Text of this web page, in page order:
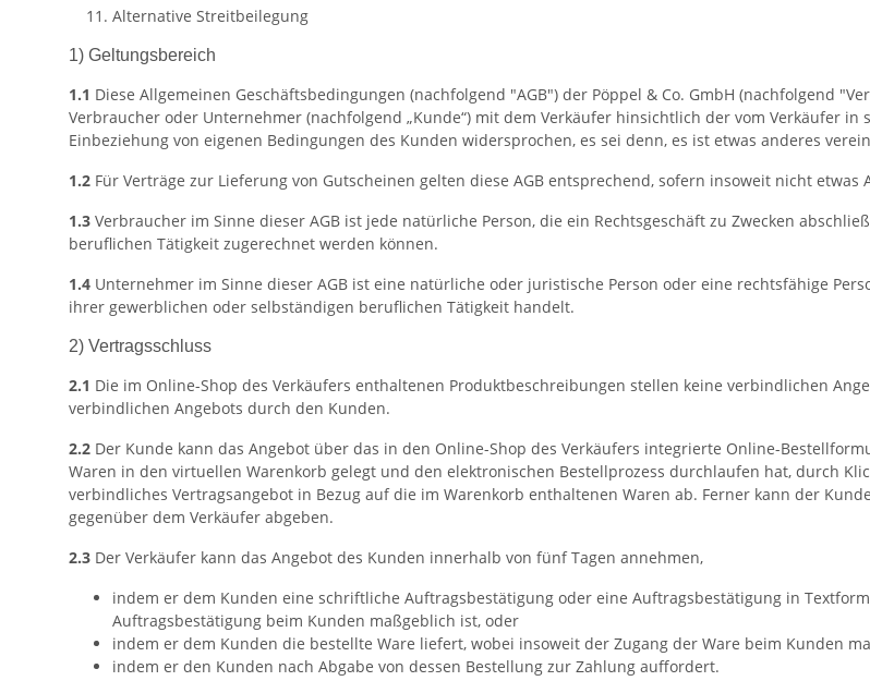
Alternative Streitbeilegung
1) Geltungsbereich
1.1 Diese Allgemeinen Geschäftsbedingungen (nachfolgend "AGB") der Pöppel & Co. GmbH (nachfolgend
Verbraucher oder Unternehmer (nachfolgend „Kunde“) mit dem Verkäufer hinsichtlich der vom Verkäufer
Einbeziehung von eigenen Bedingungen des Kunden widersprochen, es sei denn, es ist etwas anderes
1.2 Für Verträge zur Lieferung von Gutscheinen gelten diese AGB entsprechend, sofern insoweit nicht etwas
1.3 Verbraucher im Sinne dieser AGB ist jede natürliche Person, die ein Rechtsgeschäft zu Zwecken
beruflichen Tätigkeit zugerechnet werden können.
1.4 Unternehmer im Sinne dieser AGB ist eine natürliche oder juristische Person oder eine rechtsfähige
ihrer gewerblichen oder selbständigen beruflichen Tätigkeit handelt.
2) Vertragsschluss
2.1 Die im Online-Shop des Verkäufers enthaltenen Produktbeschreibungen stellen keine verbindlichen
verbindlichen Angebots durch den Kunden.
2.2 Der Kunde kann das Angebot über das in den Online-Shop des Verkäufers integrierte Online-
Waren in den virtuellen Warenkorb gelegt und den elektronischen Bestellprozess durchlaufen hat, durch
verbindliches Vertragsangebot in Bezug auf die im Warenkorb enthaltenen Waren ab. Ferner kann der
gegenüber dem Verkäufer abgeben.
2.3 Der Verkäufer kann das Angebot des Kunden innerhalb von fünf Tagen annehmen,
indem er dem Kunden eine schriftliche Auftragsbestätigung oder eine Auftragsbestätigung in
Auftragsbestätigung beim Kunden maßgeblich ist, oder
indem er dem Kunden die bestellte Ware liefert, wobei insoweit der Zugang der Ware beim Kunden
indem er den Kunden nach Abgabe von dessen Bestellung zur Zahlung auffordert.